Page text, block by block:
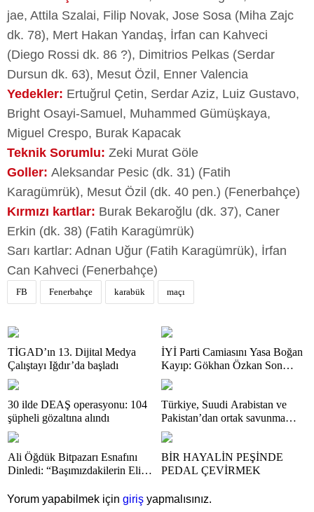
jae, Attila Szalai, Filip Novak, Jose Sosa (Miha Zajc
dk. 78), Mert Hakan Yandaş, İrfan can Kahveci
(Diego Rossi dk. 86 ?), Dimitrios Pelkas (Serdar
Dursun dk. 63), Mesut Özil, Enner Valencia
Yedekler: Ertuğrul Çetin, Serdar Aziz, Luiz Gustavo,
Bright Osayi-Samuel, Muhammed Gümüşkaya,
Miguel Crespo, Burak Kapacak
Teknik Sorumlu: Zeki Murat Göle
Goller: Aleksandar Pesic (dk. 31) (Fatih
Karagümrük), Mesut Özil (dk. 40 pen.) (Fenerbahçe)
Kırmızı kartlar: Burak Bekaroğlu (dk. 37), Caner
Erkin (dk. 38) (Fatih Karagümrük)
Sarı kartlar: Adnan Uğur (Fatih Karagümrük), İrfan
Can Kahveci (Fenerbahçe)
FB Fenerbahçe karabük maçı
TİGAD’ın 13. Dijital Medya
Çalıştayı Iğdır’da başladı
İYİ Parti Camiasını Yasa Boğan
Kayıp: Gökhan Özkan Son
Yolculuğuna Uğurlandı
30 ilde DEAŞ operasyonu: 104
şüpheli gözaltına alındı
Türkiye, Suudi Arabistan ve
Pakistan’dan ortak savunma
anlaşması
Ali Öğdük Bitpazarı Esnafını
Dinledi: “Başımızdakilerin Eli
BİR HAYALİN PEŞİNDE
PEDAL ÇEVİRMEK
Yorum yapabilmek için giriş yapmalısınız.